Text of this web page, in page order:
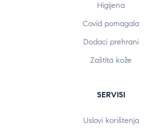
Higijena
Covid pomagala
Dodaci prehrani
Zaštita kože
SERVISI
Uslovi korištenja